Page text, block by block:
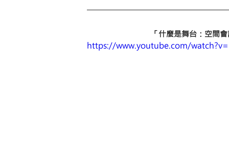
「什麼是舞台：空間
https://www.youtube.com/